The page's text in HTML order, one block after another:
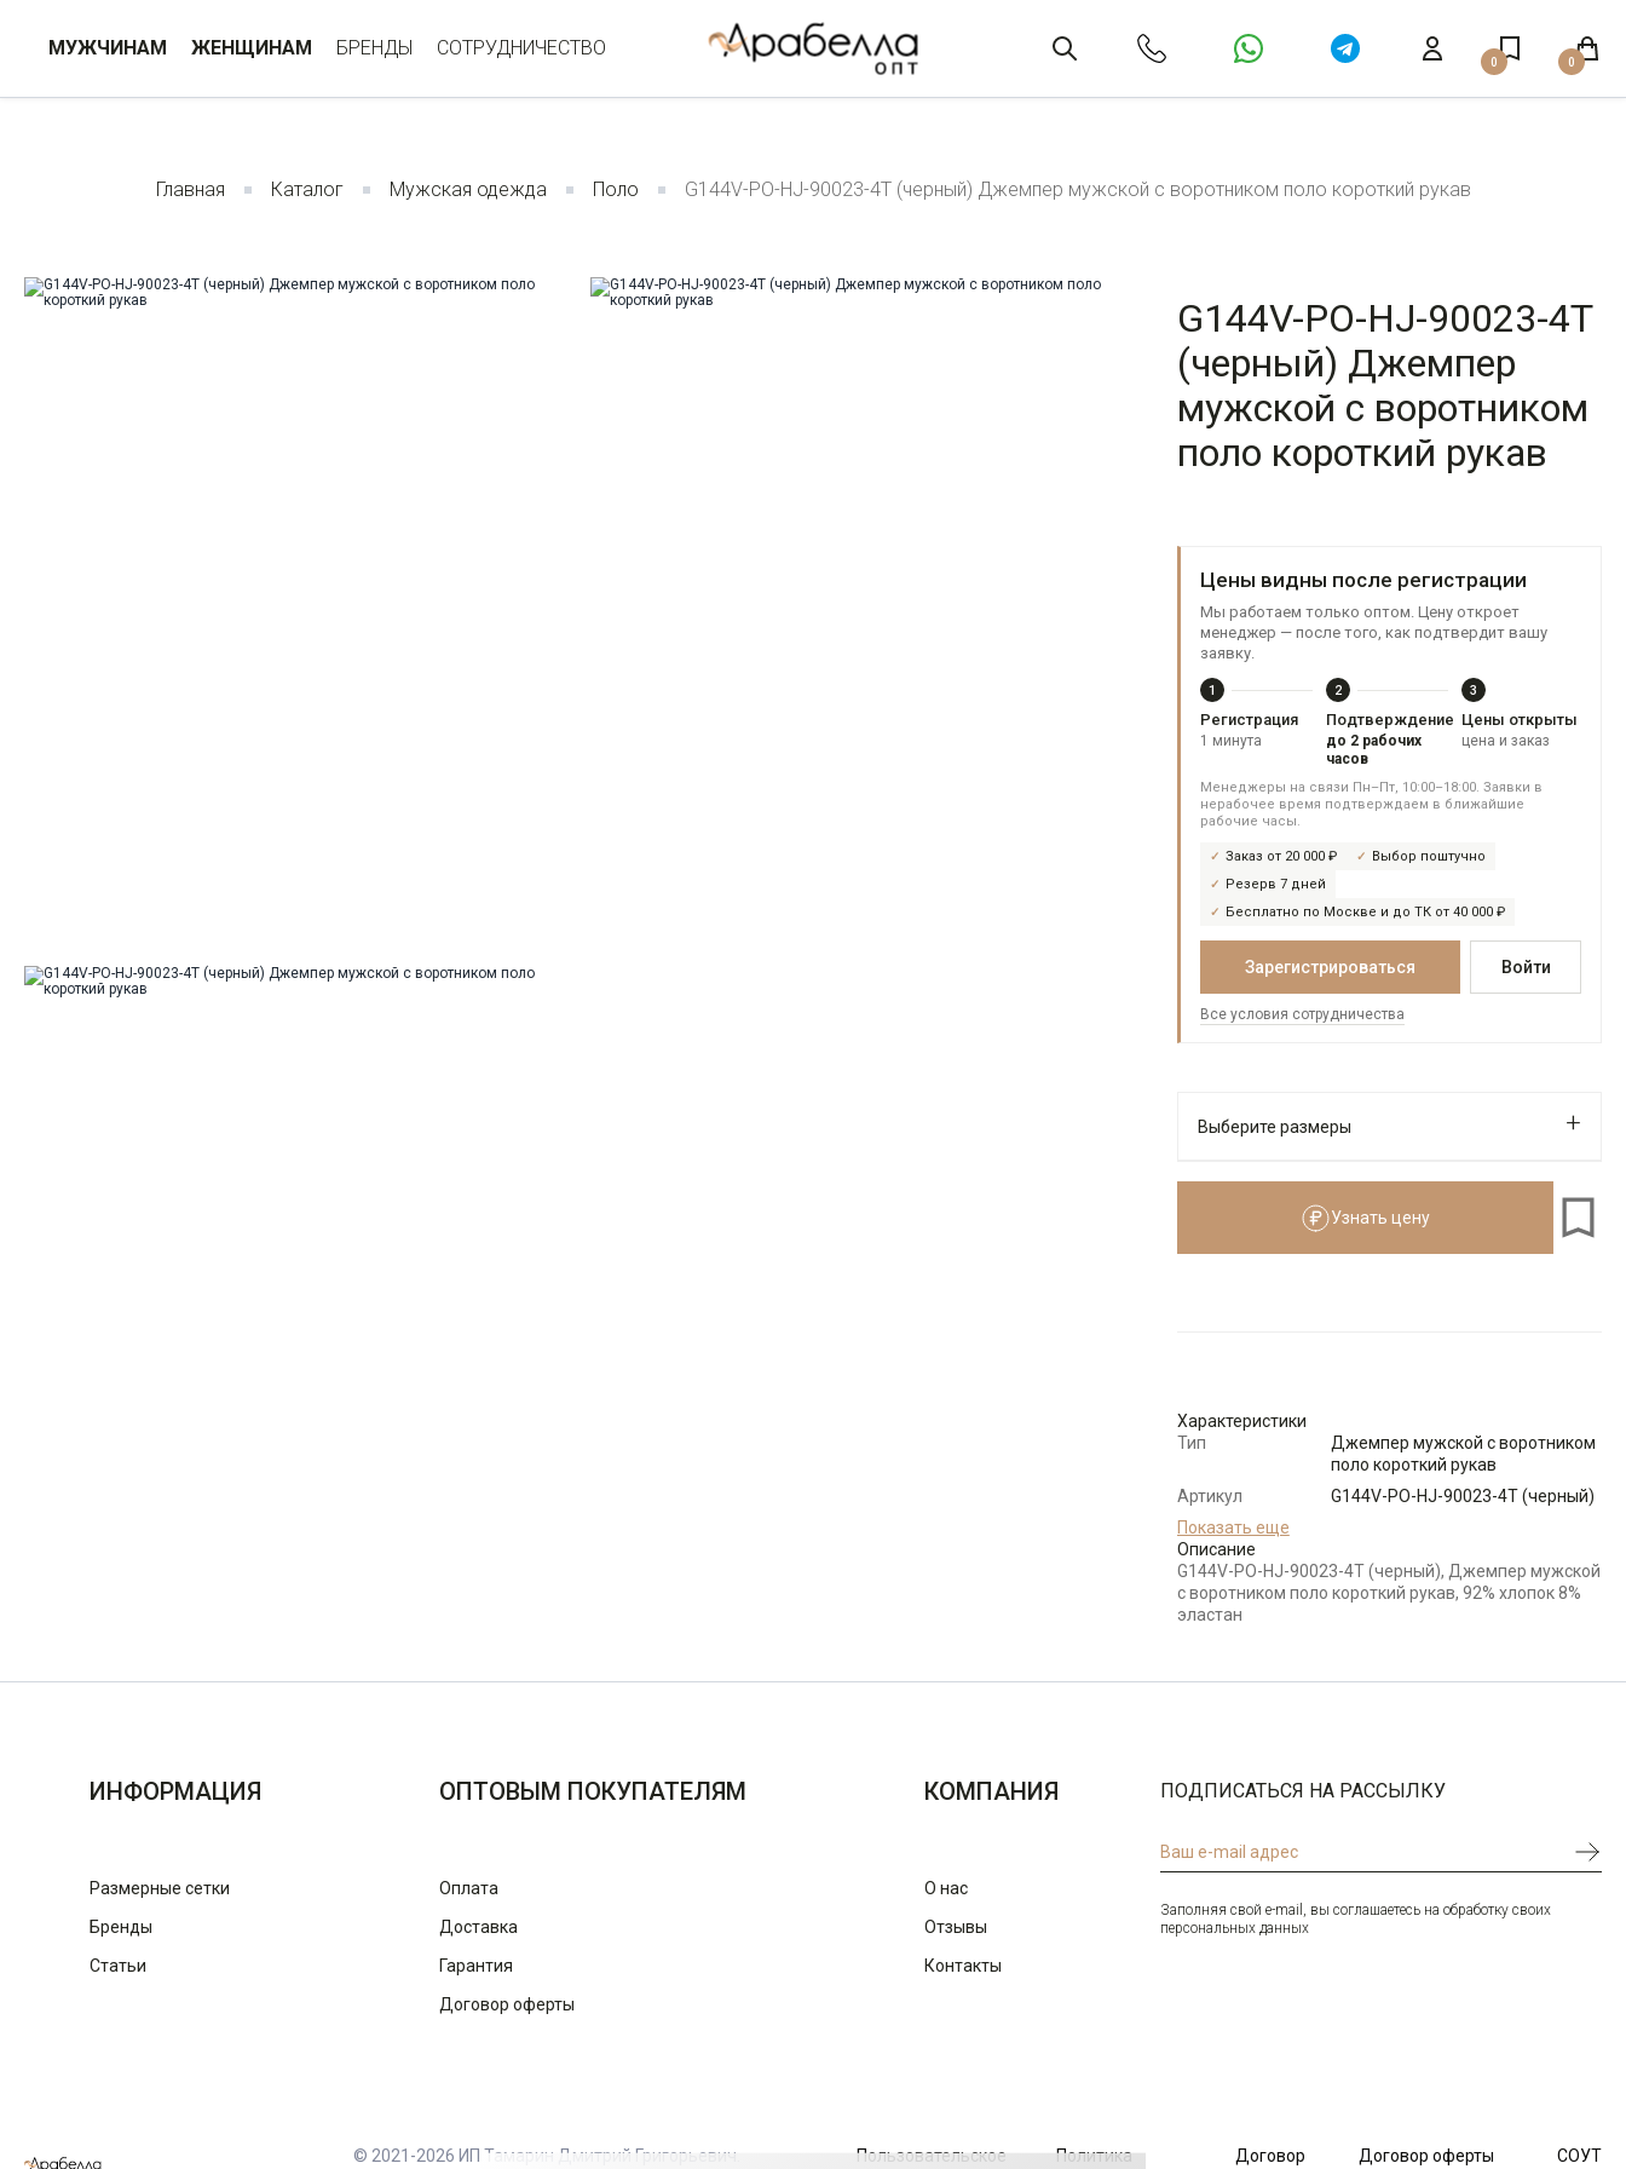
МУЖЧИНАМ ЖЕНЩИНАМ БРЕНДЫ СОТРУДНИЧЕСТВО
0 0
Главная Каталог Мужская одежда Поло G144V-PO-HJ-90023-4T (черный) Джемпер мужской с воротником поло короткий рукав
G144V-PO-HJ-90023-4T
(черный) Джемпер
мужской с воротником
поло короткий рукав
Цены видны после регистрации
Мы работаем только оптом. Цену откроет
менеджер — после того, как подтвердит вашу
заявку.
1
Регистрация
1 минута
2
Подтверждение
до 2 рабочих
часов
3
Цены открыты
цена и заказ
Менеджеры на связи Пн–Пт, 10:00–18:00. Заявки в
нерабочее время подтверждаем в ближайшие
рабочие часы.
Заказ от 20 000 ₽
Выбор поштучно
Резерв 7 дней
Бесплатно по Москве и до ТК от 40 000 ₽
Зарегистрироваться Войти
Все условия сотрудничества
Выберите размеры
46
56 - + 3
58 - +
Узнать цену
Характеристики
Тип
Джемпер мужской с воротником
поло короткий рукав
Артикул
G144V-PO-HJ-90023-4T (черный)
Состав
сырья
Модель
Классическая с разрезами по
бокам
Показать еще
Описание
G144V-PO-HJ-90023-4T (черный), Джемпер мужской
с воротником поло короткий рукав, 92% хлопок 8%
эластан
ИНФОРМАЦИЯ
Размерные сетки
Бренды
Статьи
ОПТОВЫМ ПОКУПАТЕЛЯМ
Оплата
Доставка
Гарантия
Договор оферты
КОМПАНИЯ
О нас
Отзывы
Контакты
ПОДПИСАТЬСЯ НА РАССЫЛКУ
Заполняя свой e-mail, вы соглашаетесь на обработку своих
персональных данных
© 2021-2026 ИП Тамарин Дмитрий Григорьевич.
Пользовательское
Политика
Договор
Договор оферты
СОУТ